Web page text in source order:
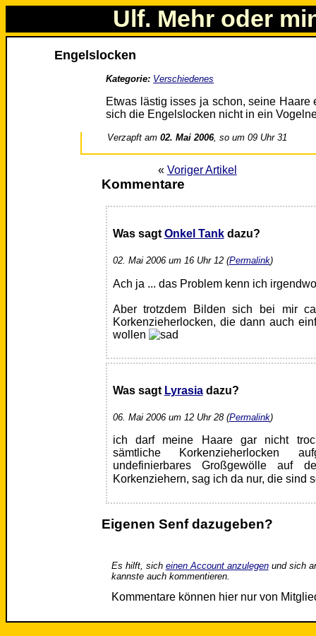
Ulf. Mehr oder
Engelslocken
Kategorie: Verschiedenes
Etwas lästig isses ja schon, seine
sich die Engelslocken nicht in ein
Verzapft am02. Mai 2006, so um 09 Uhr 31
« Voriger Artikel
Kommentare
Was sagt Onkel Tankdazu?
02. Mai 2006 um 16 Uhr 12 (Permalink)
Ach ja ... das Problem kenn ich
Aber trotzdem Bilden sich bei mir
Korkenzieherlocken, die dann auch
wollen
Was sagt Lyrasiadazu?
06. Mai 2006 um 12 Uhr 28 (Permalink)
ich darf meine Haare gar nicht
sämtliche Korkenzieherlocken
undefinierbares Großgewölle auf
Korkenziehern, sag ich da nur, die sind
Eigenen Senf dazugeben?
Es hilft, sich einen Account anzulegenund sich
kannste auch kommentieren.
Kommentare können hier nur von